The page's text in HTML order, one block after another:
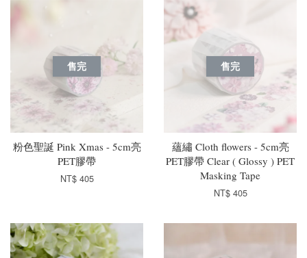
售完
粉色聖誕 Pink Xmas - 5cm亮
PET膠帶
NT$ 405
售完
蘊繡 Cloth flowers - 5cm亮
PET膠帶 Clear ( Glossy ) PET
Masking Tape
NT$ 405